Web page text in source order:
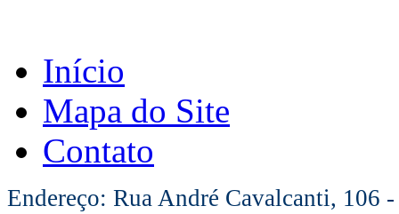
Início
Mapa do Site
Contato
Endereço: Rua André Cavalcanti, 106